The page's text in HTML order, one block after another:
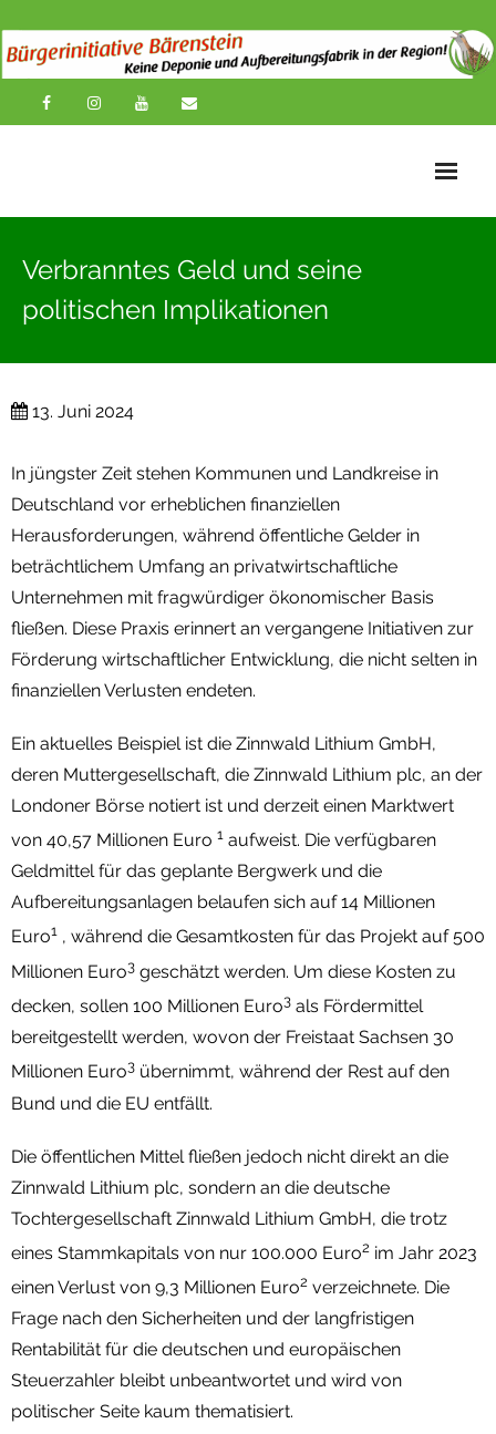
Impressionen
Termine
Verbranntes Geld und seine
politischen Implikationen
13. Juni 2024
In jüngster Zeit stehen Kommunen und Landkreise in
Deutschland vor erheblichen finanziellen
Herausforderungen, während öffentliche Gelder in
beträchtlichem Umfang an privatwirtschaftliche
Unternehmen mit fragwürdiger ökonomischer Basis
fließen. Diese Praxis erinnert an vergangene Initiativen zur
Förderung wirtschaftlicher Entwicklung, die nicht selten in
finanziellen Verlusten endeten.
Ein aktuelles Beispiel ist die Zinnwald Lithium GmbH,
deren Muttergesellschaft, die Zinnwald Lithium plc, an der
Londoner Börse notiert ist und derzeit einen Marktwert
von 40,57 Millionen Euro 1 aufweist. Die verfügbaren
Geldmittel für das geplante Bergwerk und die
Aufbereitungsanlagen belaufen sich auf 14 Millionen
Euro1 , während die Gesamtkosten für das Projekt auf 500
Millionen Euro3 geschätzt werden. Um diese Kosten zu
decken, sollen 100 Millionen Euro3 als Fördermittel
bereitgestellt werden, wovon der Freistaat Sachsen 30
Millionen Euro3 übernimmt, während der Rest auf den
Bund und die EU entfällt.
Die öffentlichen Mittel fließen jedoch nicht direkt an die
Zinnwald Lithium plc, sondern an die deutsche
Tochtergesellschaft Zinnwald Lithium GmbH, die trotz
eines Stammkapitals von nur 100.000 Euro2 im Jahr 2023
einen Verlust von 9,3 Millionen Euro2 verzeichnete. Die
Frage nach den Sicherheiten und der langfristigen
Rentabilität für die deutschen und europäischen
Steuerzahler bleibt unbeantwortet und wird von
politischer Seite kaum thematisiert.